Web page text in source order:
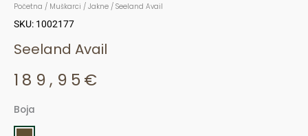
Početna / Muškarci / Jakne / Seeland Avail
SKU: 1002177
Seeland Avail
189,95 €
Boja
Seeland